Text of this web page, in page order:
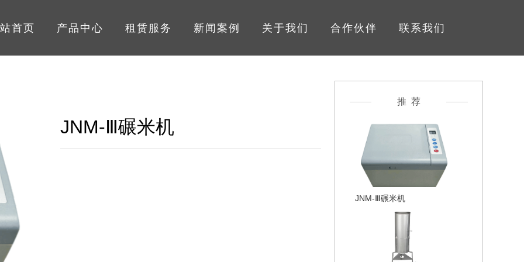
首页 产品中心 租赁服务 新闻案例 关于我们 合作伙伴 联系我们
推 荐
JNM-Ⅲ碾米机
JNM-Ⅲ碾米机